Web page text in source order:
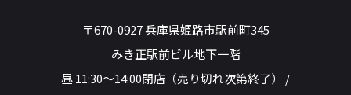
〒670-0927 兵庫県姫路市駅前町345
みき正駅前ビル地下一階
昼 11:30～14:00閉店（売り切れ次第終了） /